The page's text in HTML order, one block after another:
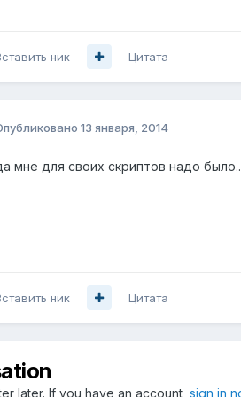
ник Цитата
13 января, 2014
мне для своих скриптов надо
ник Цитата
later. If you have an account, sign in